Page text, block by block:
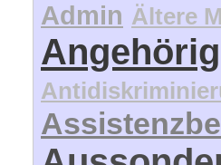
Admin Ältere